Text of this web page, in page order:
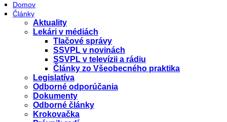
Domov
Články
Aktuality
Lekári v médiách
Tlačové správy
SSVPL v novinách
SSVPL v televízii a rádiu
Články zo Všeobecného praktika
Legislatíva
Odborné odporúčania
Dokumenty
Odborné články
Krokovačka